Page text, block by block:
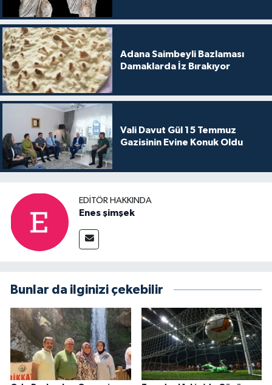
Adana Saimbeyli Bazlaması
Damaklarda İz Bırakıyor
Vali Davut Gül 15 Temmuz
Gazisinin Evine Konuk Oldu
EDITÖR HAKKINDA
Enes şimşek
Bunlar da ilginizi çekebilir